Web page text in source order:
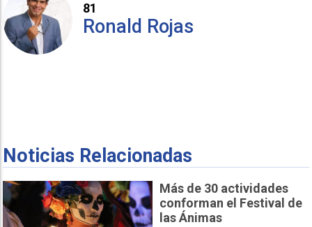
81
Ronald Rojas
Noticias Relacionadas
Más de 30 actividades
conforman el Festival de
las Ánimas